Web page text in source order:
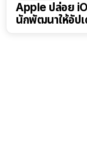
Apple ปล่อย
นักพัฒนาให้อัป